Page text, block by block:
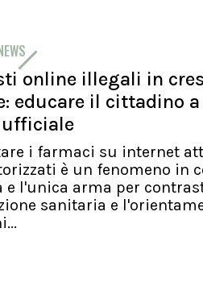
online illegali in
educare il cittadino
i farmaci su internet
è un fenomeno in
e l'unica arma per
sanitaria e